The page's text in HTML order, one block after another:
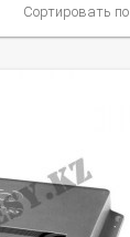
Сортировать по